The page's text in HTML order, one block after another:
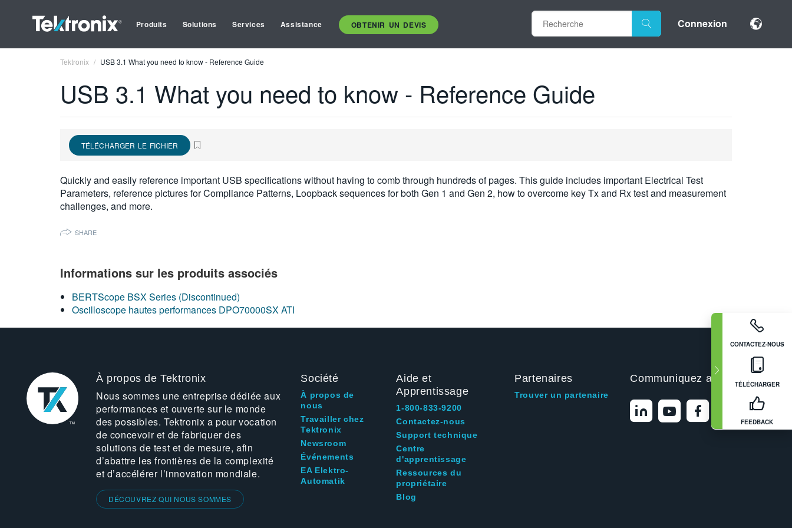
Produits Solutions Services Assistance OBTENIR UN DEVIS Connexion
CONTACTEZ-NOUS
TÉLÉCHARGER
FEEDBACK
Tektronix USB 3.1 What you need to know - Reference Guide
USB 3.1 What you need to know - Reference Guide
TÉLÉCHARGER LE FICHIER
Quickly and easily reference important USB specifications without having to comb through hundreds of pages. This guide includes important Electrical Test
Parameters, reference pictures for Compliance Patterns, Loopback sequences for both Gen 1 and Gen 2, how to overcome key Tx and Rx test and measurement
challenges, and more.
SHARE
Informations sur les produits associés
BERTScope BSX Series (Discontinued)
Oscilloscope hautes performances DPO70000SX ATI
À propos de Tektronix
Nous sommes une entreprise dédiée aux
performances et ouverte sur le monde
des possibles. Tektronix a pour vocation
de concevoir et de fabriquer des
solutions de test et de mesure, afin
d’abattre les frontières de la complexité
et d’accélérer l’innovation mondiale.
DÉCOUVREZ QUI NOUS SOMMES
Société
À propos de
nous
Travailler chez
Tektronix
Newsroom
Événements
EA Elektro-
Automatik
Aide et
Apprentissage
1-800-833-9200
Contactez-nous
Support technique
Centre
d'apprentissage
Ressources du
propriétaire
Blog
Partenaires
Trouver un partenaire
Communiquez avec nous